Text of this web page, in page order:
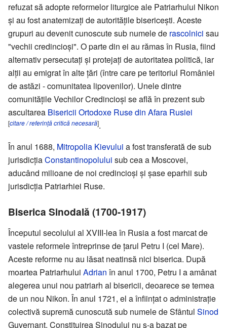
refuzat să adopte reformelor liturgice ale Patriarhului Nikon
şi au fost anatemizaţi de autorităţile bisericeşti. Aceste
grupuri au devenit cunoscute sub numele de rascolnici sau
"vechii credincioşi". O parte din ei au rămas în Rusia, fiind
alternativ persecutaţi şi protejaţi de autoritatea politică, iar
alţii au emigrat în alte ţări (între care pe teritoriul României
de astăzi - comunitatea lipovenilor). Unele dintre
comunităţile Vechilor Credincioşi se află în prezent sub
ascultarea Bisericii Ortodoxe Ruse din Afara Rusiei
[citare / referință critică necesară].
În anul 1688, Mitropolia Kievului a fost transferată de sub
jurisdicţiaConstantinopolului sub cea a Moscovei,
aducând milioane de noi credincioşi şi şase eparhii sub
jurisdicţia Patriarhiei Ruse.
Biserica Sinodală (1700-1917)
Începutul secolului al XVIII-lea în Rusia a fost marcat de
vastele reformele întreprinse de ţarul Petru I (cel Mare).
Aceste reforme nu au lăsat neatinsă nici biserica. După
moartea Patriarhului Adrian în anul 1700, Petru I a amânat
alegerea unui nou patriarh al bisericii, deoarece se temea
de un nou Nikon. În anul 1721, el a înfiinţat o administraţie
colectivă supremă cunoscută sub numele de Sfântul Sinod
Guvernant. Constituirea Sinodului nu s-a bazat pe